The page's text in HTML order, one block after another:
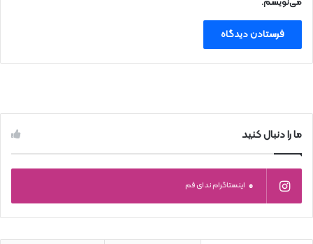
ما را دنبال کنید
0 اینستاگرام ندای قم